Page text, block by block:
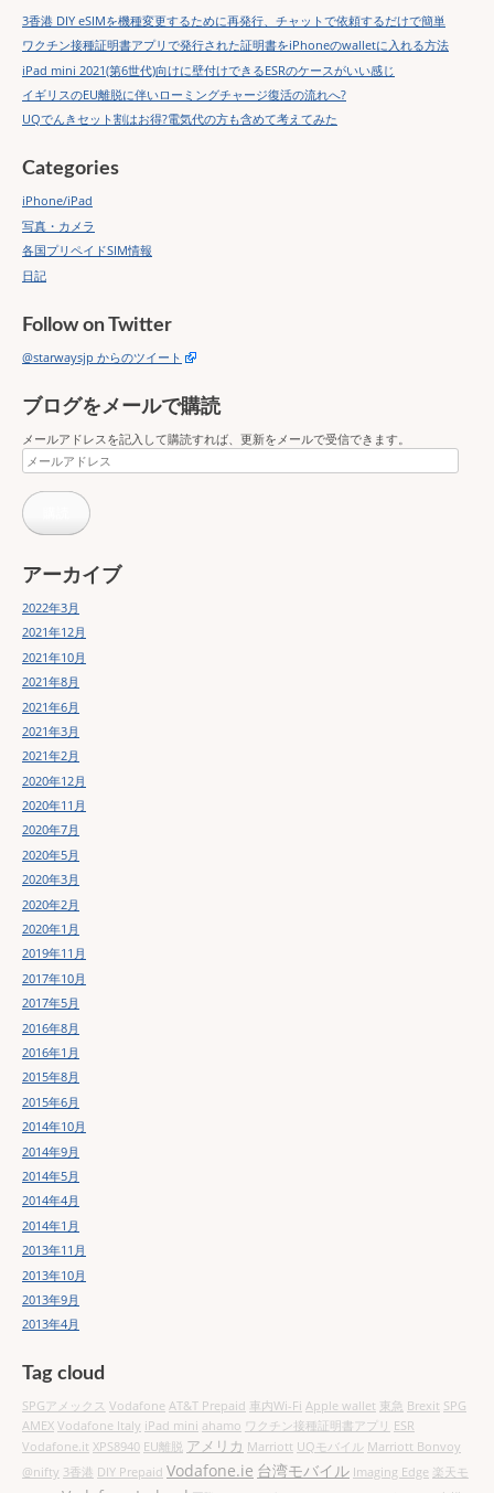
3香港 DIY eSIMを機種変更するために再発行、チャットで依頼するだけで簡単
ワクチン接種証明書アプリで発行された証明書をiPhoneのwalletに入れる方法
iPad mini 2021(第6世代)向けに壁付けできるESRのケースがいい感じ
イギリスのEU離脱に伴いローミングチャージ復活の流れへ?
UQでんきセット割はお得?電気代の方も含めて考えてみた
Categories
iPhone/iPad
写真・カメラ
各国プリペイドSIM情報
日記
Follow on Twitter
@starwaysjp からのツイート
ブログをメールで購読
メールアドレスを記入して購読すれば、更新をメールで受信できます。
メ
ー
ル
ア
ド
ス
アーカイブ
2022年3月
2021年12月
2021年10月
2021年8月
2021年6月
2021年3月
2021年2月
2020年12月
2020年11月
2020年7月
2020年5月
2020年3月
2020年2月
2020年1月
2019年11月
2017年10月
2017年5月
2016年8月
2016年1月
2015年8月
2015年6月
2014年10月
2014年9月
2014年5月
2014年4月
2014年1月
2013年11月
2013年10月
2013年9月
2013年4月
Tag cloud
SPGアメックス Vodafone AT&T Prepaid 車内Wi-Fi Apple wallet 東急 Brexit SPG
AMEX Vodafone Italy iPad mini ahamo ワクチン接種証明書アプリ ESR
Vodafone.it XPS8940 EU離脱 アメリカ Marriott UQモバイル Marriott Bonvoy
@nifty 3香港 DIY Prepaid Vodafone.ie 台湾モバイル Imaging Edge 楽天モ